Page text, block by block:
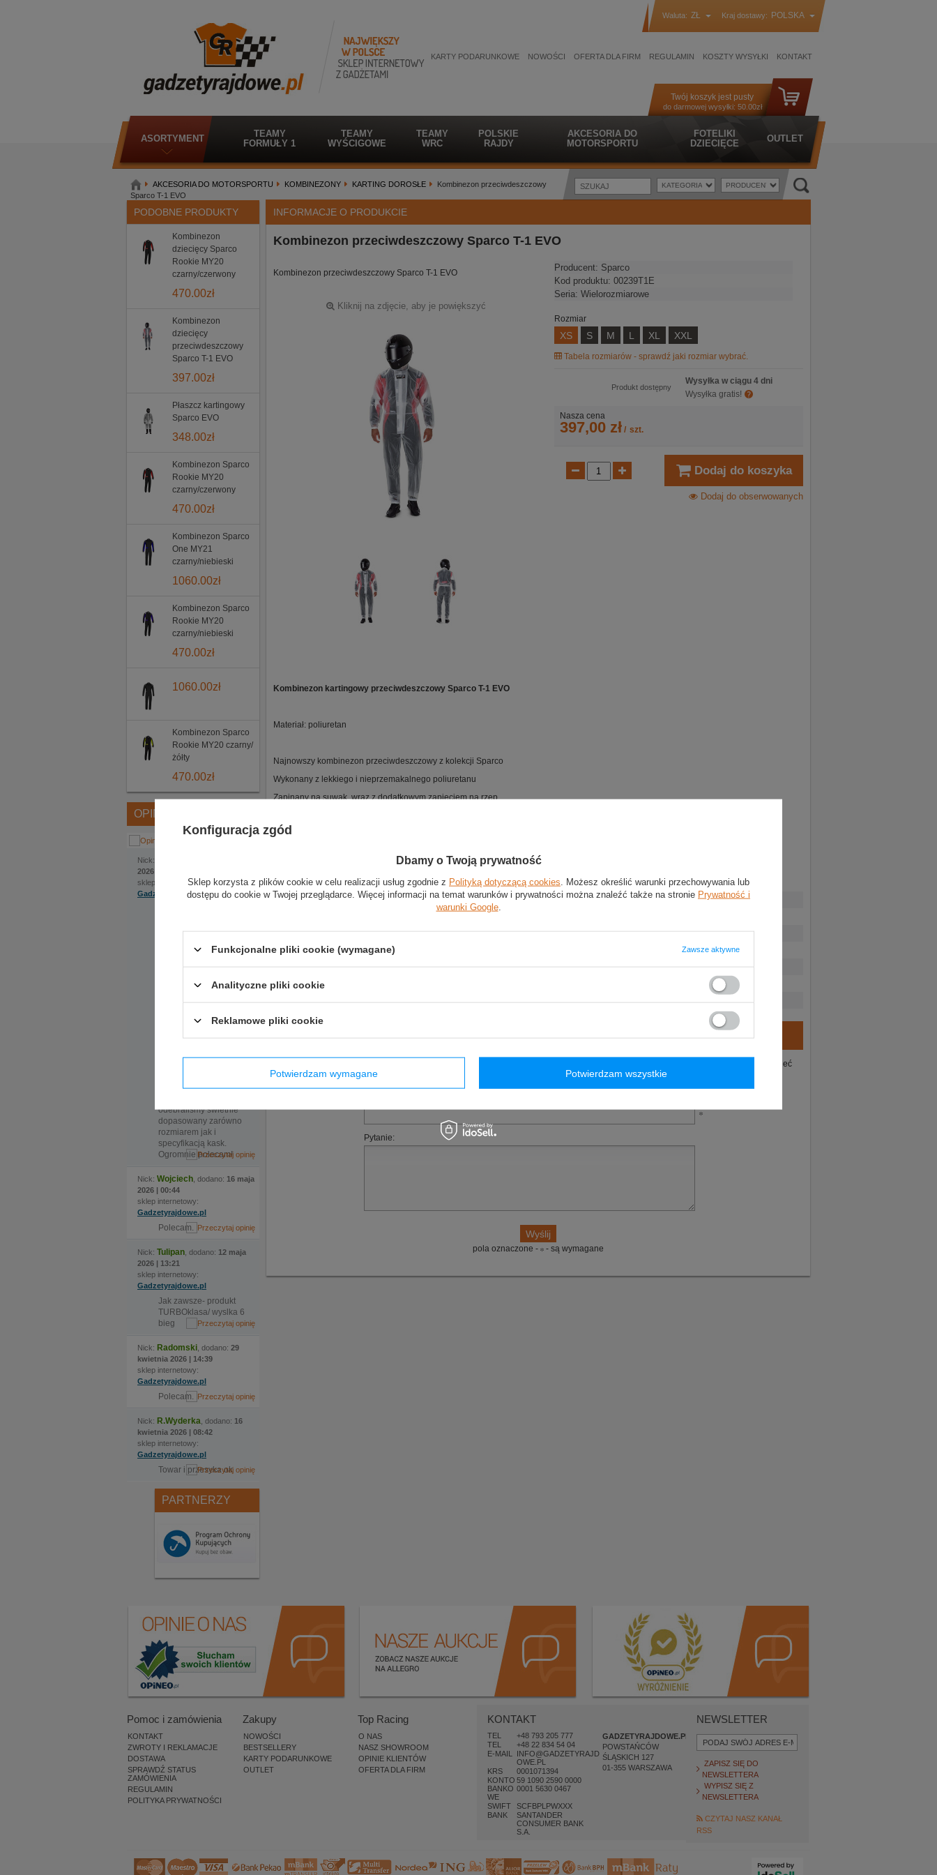
Waluta: ZŁ Kraj dostawy: POLSKA
KARTY PODARUNKOWE NOWOŚCI OFERTA DLA FIRM REGULAMIN KOSZTY WYSYŁKI KONTAKT
Twój koszyk jest pusty
do darmowej wysyłki: 50.00zł
ASORTYMENT
TEAMY
FORMUŁY 1
TEAMY
WYŚCIGOWE
TEAMY
WRC
POLSKIE
RAJDY
AKCESORIA DO
MOTORSPORTU
FOTELIKI
DZIECIĘCE
OUTLET
AKCESORIA DO MOTORSPORTU KOMBINEZONY KARTING DOROSŁE
Kombinezon przeciwdeszczowy
Sparco T-1 EVO
PODOBNE PRODUKTY
Kombinezon
dziecięcy Sparco
Rookie MY20
czarny/czerwony
470.00zł
Kombinezon
dziecięcy
przeciwdeszczowy
Sparco T-1 EVO
397.00zł
Płaszcz kartingowy
Sparco EVO
348.00zł
Kombinezon Sparco
Rookie MY20
czarny/czerwony
470.00zł
Kombinezon Sparco
One MY21
czarny/niebieski
1060.00zł
Kombinezon Sparco
Rookie MY20
czarny/niebieski
470.00zł
1060.00zł
Kombinezon Sparco
Rookie MY20 czarny/
żółty
470.00zł
OPINIE
Nick:
2026 | 22:22
sklep internetowy:
Gadzetyrajdowe.pl
pomocna obsługa.
zaproponowała
Do sklepu
nadmieniona
czym sama zamówiła
odebraliśmy świetnie
dopasowany zarówno
rozmiarem jak i
specyfikacją kask.
Ogromnie polecam!
Nick: Wojciech , dodano: 16 maja
2026 | 00:44
sklep internetowy:
Gadzetyrajdowe.pl
Polecam.
Nick: Tulipan , dodano: 12 maja
2026 | 13:21
sklep internetowy:
Gadzetyrajdowe.pl
Jak zawsze- produkt
TURBOklasa/ wyslka 6
bieg
Nick: Radomski , dodano: 29
kwietnia 2026 | 14:39
sklep internetowy:
Gadzetyrajdowe.pl
Polecam.
Nick: R.Wyderka , dodano: 16
kwietnia 2026 | 08:42
sklep internetowy:
Gadzetyrajdowe.pl
Towar i przesyka ok
PARTNERZY
INFORMACJE O PRODUKCIE
Kombinezon przeciwdeszczowy Sparco T-1 EVO
Kombinezon przeciwdeszczowy Sparco T-1 EVO
Kliknij na zdjęcie, aby je powiększyć
Producent: Sparco
Kod produktu: 00239T1E
Seria: Wielorozmiarowe
Rozmiar
XS S M L XL XXL
Tabela rozmiarów - sprawdź jaki rozmiar wybrać.
Produkt dostępny
Wysyłka w ciągu 4 dni
Wysyłka gratis!
Nasza cena
397,00 zł/ szt.
Dodaj do koszyka
Dodaj do obserwowanych
Kombinezon kartingowy przeciwdeszczowy Sparco T-1 EVO
Materiał: poliuretan
Najnowszy kombinezon przeciwdeszczowy z kolekcji Sparco
Wykonany z lekkiego i nieprzemakalnego poliuretanu
Zapinany na suwak, wraz z dodatkowym zapięciem na rzep
Dostępny również w rozmiarach dziecięcych
Stan:
Nowy
Kategoria:
Kombinezony
Homologacja
Jeżeli powyższy opis jest dla Ciebie niewystarczający, prześlij nam swoje pytanie odnośnie tego produktu. Postaramy się odpowiedzieć
tak szybko jak tylko będzie to możliwe.
Pytanie:
pola oznaczone - - są wymagane
Pomoc i zamówienia
KONTAKT
ZWROTY I REKLAMACJE
DOSTAWA
SPRAWDŹ STATUS
ZAMÓWIENIA
REGULAMIN
POLITYKA PRYWATNOŚCI
Zakupy
NOWOŚCI
BESTSELLERY
KARTY PODARUNKOWE
OUTLET
Top Racing
O NAS
NASZ SHOWROOM
OPINIE KLIENTÓW
OFERTA DLA FIRM
KONTAKT
TEL
+48 793 205 777
TEL
+48 22 834 54 04
E-MAIL
INFO@GADZETYRAJD
OWE.PL
KRS
0001071394
KONTO
BANKO
WE
59 1090 2590 0000
0001 5630 0467
SWIFT
SCFBPLPWXXX
BANK
SANTANDER
CONSUMER BANK
S.A.
GADZETYRAJDOWE.PL
POWSTAŃCÓW
ŚLĄSKICH 127
01-355 WARSZAWA
NEWSLETTER
ZAPISZ SIĘ DO
NEWSLETTERA
WYPISZ SIĘ Z
NEWSLETTERA
CZYTAJ NASZ KANAŁ
RSS
Konfiguracja zgód
Dbamy o Twoją prywatność
Sklep korzysta z plików cookie w celu realizacji usług zgodnie z Polityką dotyczącą cookies . Możesz określić warunki przechowywania lub
dostępu do cookie w Twojej przeglądarce. Więcej informacji na temat warunków i prywatności można znaleźć także na stronie Prywatność i
warunki Google.
Funkcjonalne pliki cookie (wymagane) Zawsze aktywne
Analityczne pliki cookie
Reklamowe pliki cookie
Potwierdzam wymagane Potwierdzam wszystkie